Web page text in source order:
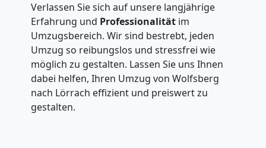
Verlassen Sie sich auf unsere langjährige
Erfahrung und Professionalität im
Umzugsbereich. Wir sind bestrebt, jeden
Umzug so reibungslos und stressfrei wie
möglich zu gestalten. Lassen Sie uns Ihnen
dabei helfen, Ihren Umzug von Wolfsberg
nach Lörrach effizient und preiswert zu
gestalten.